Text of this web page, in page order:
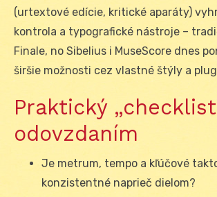
(urtextové edície, kritické aparáty)
kontrola a typografické nástroje –
Finale, no Sibelius i MuseScore dnes
širšie možnosti cez vlastné štýly a
Praktický
odovzdaním
Je metrum, tempo a kľúčové
konzistentné naprieč dielom?